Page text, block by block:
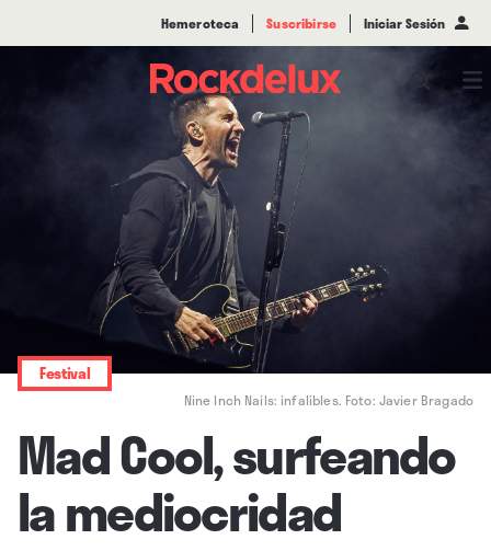
Hemeroteca Suscribirse Iniciar Sesión
Nine Inch Nails: infalibles. Foto: Javier Bragado
Festival
Mad Cool, surfeando
la mediocridad